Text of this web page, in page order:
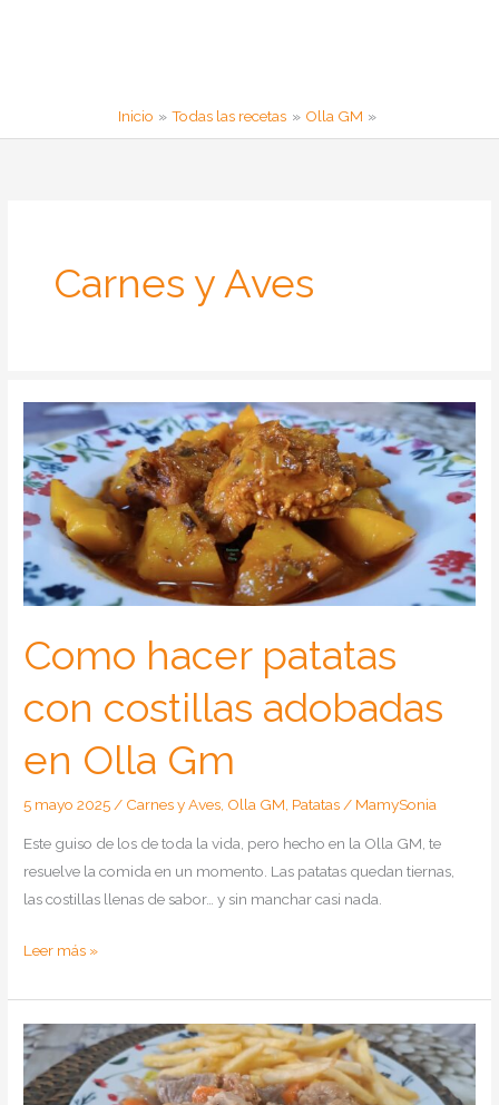
Inicio Todas las recetas Olla GM
Carnes y Aves
Como hacer patatas
con costillas adobadas
en Olla Gm
5 mayo 2025 / Carnes y Aves Olla GM Patatas / MamySonia
Este guiso de los de toda la vida, pero hecho en la Olla GM, te
resuelve la comida en un momento. Las patatas quedan tiernas,
las costillas llenas de sabor… y sin manchar casi nada.
Como
patatas
con
costillas
adobadas
Leer más »